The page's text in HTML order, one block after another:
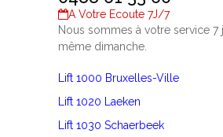
A Votre Ecoute 7J/7
Nous sommes à votre service 7
même dimanche.
Lift 1000 Bruxelles-Ville
Lift 1020 Laeken
Lift 1030 Schaerbeek